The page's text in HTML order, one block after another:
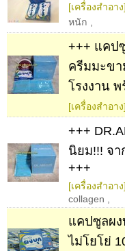
[เครื่องสำอาง]
หนัก
+++ แคป
ครีมมะข
โรงงาน
[เครื่องสำอาง]
+++
นิยม!!! จ
+++
[เครื่องสำอาง]
collagen
แคปซูลผ
ไม่โยโย่